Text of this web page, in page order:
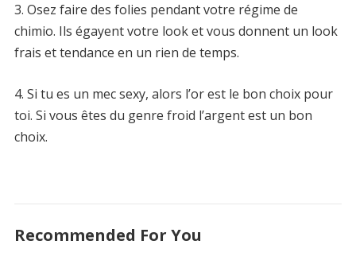
3. Osez faire des folies pendant votre régime de
chimio. Ils égayent votre look et vous donnent un look
frais et tendance en un rien de temps.
4. Si tu es un mec sexy, alors l’or est le bon choix pour
toi. Si vous êtes du genre froid l’argent est un bon
choix.
Recommended For You